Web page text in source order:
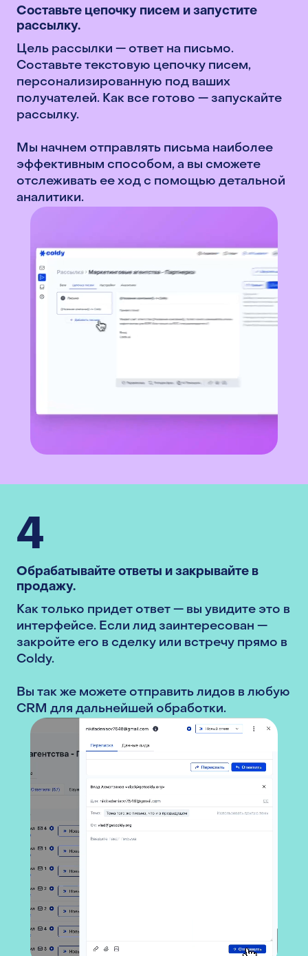
Составьте цепочку писем и запустите
рассылку.
Цель рассылки — ответ на письмо.
Составьте текстовую цепочку писем,
персонализированную под ваших
получателей. Как все готово — запускайте
рассылку.
Мы начнем отправлять письма наиболее
эффективным способом, а вы сможете
отслеживать ее ход с помощью детальной
аналитики.
4
Обрабатывайте ответы и закрывайте в
продажу.
Как только придет ответ — вы увидите это в
интерфейсе. Если лид заинтересован —
закройте его в сделку или встречу прямо в
Coldy.
Вы так же можете отправить лидов в любую
CRM для дальнейшей обработки.